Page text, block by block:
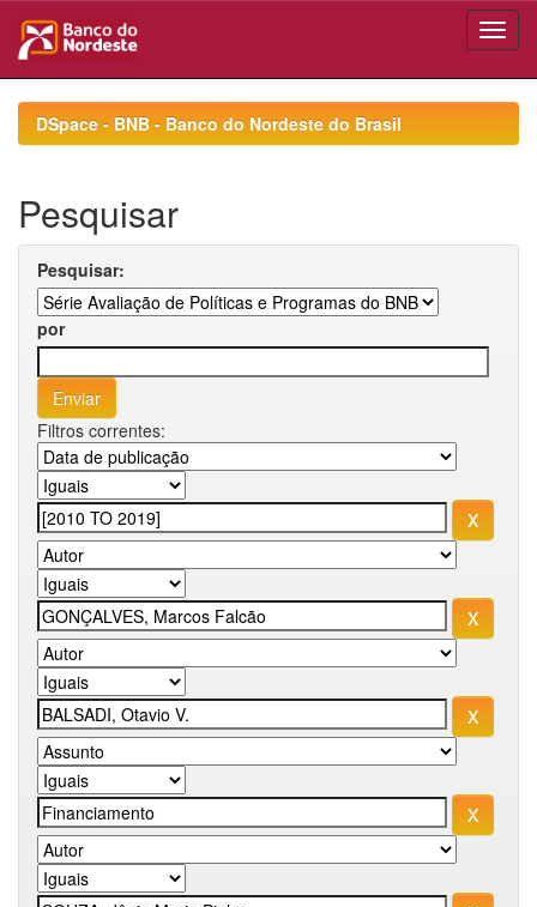
navigationDSpace - BNB - Banco do Nordeste do Brasil
Pesquisar
Pesquisar:
por
Filtros correntes: